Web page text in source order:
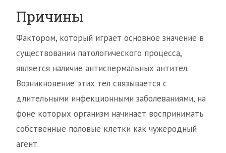
Причины
Фактором, который играет основное значение в
существовании патологического процесса,
является наличие антиспермальных антител.
Возникновение этих тел связывается с
длительными инфекционными заболеваниями, на
фоне которых организм начинает воспринимать
собственные половые клетки как чужеродный
агент.